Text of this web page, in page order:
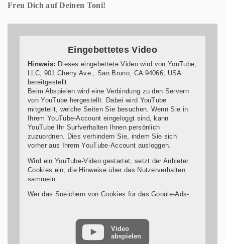
Freu Dich auf Deinen Toni!
Eingebettetes Video
Hinweis: Dieses eingebettete Video wird von YouTube,
LLC, 901 Cherry Ave., San Bruno, CA 94066, USA
bereitgestellt.
Beim Abspielen wird eine Verbindung zu den Servern
von YouTube hergestellt. Dabei wird YouTube
mitgeteilt, welche Seiten Sie besuchen. Wenn Sie in
Ihrem YouTube-Account eingeloggt sind, kann
YouTube Ihr Surfverhalten Ihnen persönlich
zuzuordnen. Dies verhindern Sie, indem Sie sich
vorher aus Ihrem YouTube-Account ausloggen.
Wird ein YouTube-Video gestartet, setzt der Anbieter
Cookies ein, die Hinweise über das Nutzerverhalten
sammeln.
Wer das Speichern von Cookies für das Google-Ads-
rechnen müssen. YouTube legt aber auch in anderen
Cookies nicht-personenbezogene
Nutzungsinformationen ab. Möchten Sie dies
Video
abspielen